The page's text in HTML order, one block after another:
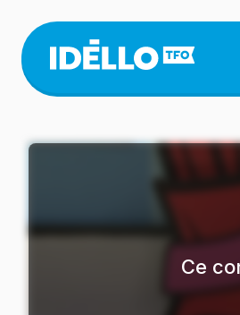
contenu
principal
Ce